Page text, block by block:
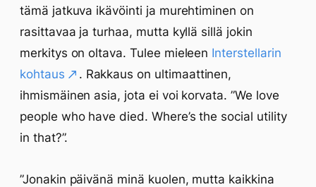
tämä jatkuva ikävöinti ja murehtiminen on
rasittavaa ja turhaa, mutta kyllä sillä jokin
merkitys on oltava. Tulee mieleen Interstellarin
kohtaus
. Rakkaus on ultimaattinen,
ihmismäinen asia, jota ei voi korvata. ”We love
people who have died. Where’s the social utility
in that?”.
”Jonakin päivänä minä kuolen, mutta kaikkina